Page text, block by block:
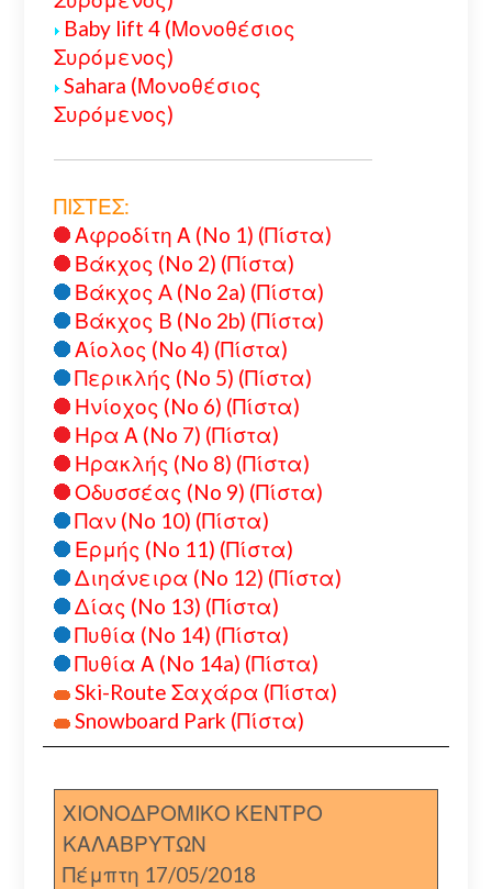
Baby lift 4 (Μονοθέσιος
Συρόμενος)
Sahara (Μονοθέσιος
Συρόμενος)
ΠΙΣΤΕΣ:
Αφροδίτη Α (No 1) (Πίστα)
Βάκχος (No 2) (Πίστα)
Βάκχος A (No 2a) (Πίστα)
Βάκχος B (No 2b) (Πίστα)
Αίολος (No 4) (Πίστα)
Περικλής (No 5) (Πίστα)
Ηνίοχος (No 6) (Πίστα)
Ηρα Α (No 7) (Πίστα)
Ηρακλής (No 8) (Πίστα)
Οδυσσέας (No 9) (Πίστα)
Παν (No 10) (Πίστα)
Ερμής (No 11) (Πίστα)
Διηάνειρα (No 12) (Πίστα)
Δίας (No 13) (Πίστα)
Πυθία (No 14) (Πίστα)
Πυθία Α (No 14a) (Πίστα)
Ski-Route Σαχάρα (Πίστα)
Snowboard Park (Πίστα)
ΧΙΟΝΟΔΡΟΜΙΚΟ ΚΕΝΤΡΟ
ΚΑΛΑΒΡΥΤΩΝ
Πέμπτη 17/05/2018